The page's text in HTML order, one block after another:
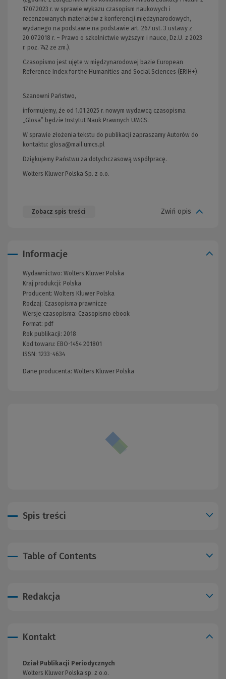
17.07.2023 r. w sprawie wykazu czasopism naukowych i
recenzowanych materiałów z konferencji międzynarodowych,
wydanego na podstawie na podstawie art. 267 ust. 3 ustawy z
20.07.2018 r. – Prawo o szkolnictwie wyższym i nauce, Dz.U. z 2023
r. poz. 742 ze zm.).
Czasopismo jest ujęte w międzynarodowej bazie European
Reference Index for the Humanities and Social Sciences (ERIH+).
Szanowni Państwo,
informujemy, że od 1.01.2025 r. nowym wydawcą czasopisma
„Glosa” będzie Instytut Nauk Prawnych UMCS.
W sprawie złożenia tekstu do publikacji zapraszamy Autorów do
kontaktu: glosa@mail.umcs.pl
Dziękujemy Państwu za dotychczasową współpracę.
Wolters Kluwer Polska Sp. z o.o.
Zobacz spis treści Zwiń opis
Informacje
Wydawnictwo: Wolters Kluwer Polska
Kraj produkcji: Polska
Producent: Wolters Kluwer Polska
Rodzaj: Czasopisma prawnicze
Wersje czasopisma: Czasopismo ebook
Format: pdf
Rok publikacji: 2018
Kod towaru: EBO-1454 201801
ISSN: 1233-4634
Dane producenta: Wolters Kluwer Polska
Spis treści
Table of Contents
Redakcja
Kontakt
Dział Publikacji Periodycznych
Wolters Kluwer Polska sp. z o.o.